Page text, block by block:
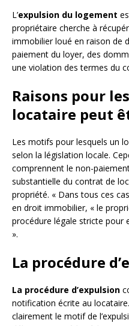
L’expulsion du logement
propriétaire cherche à
immobilier loué en raison de
paiement du loyer, des
une violation des termes du
Raisons pour
locataire peut
Les motifs pour lesquels un
selon la législation locale.
comprennent le non-
substantielle du contrat de
propriété. « Dans tous ces
en droit immobilier, « le
procédure légale stricte pour
».
La procédure
La procédure d’expulsion
notification écrite au
clairement le motif de